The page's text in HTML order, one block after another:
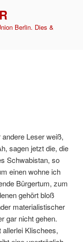
Berlin. Dies &
Leser weiß,
sagen jetzt die, die
Schwabistan, so
einen wohne ich
Bürgertum, zum
gehört bloß
materialistischer
gar nicht gehen.
allerlei Klischees,